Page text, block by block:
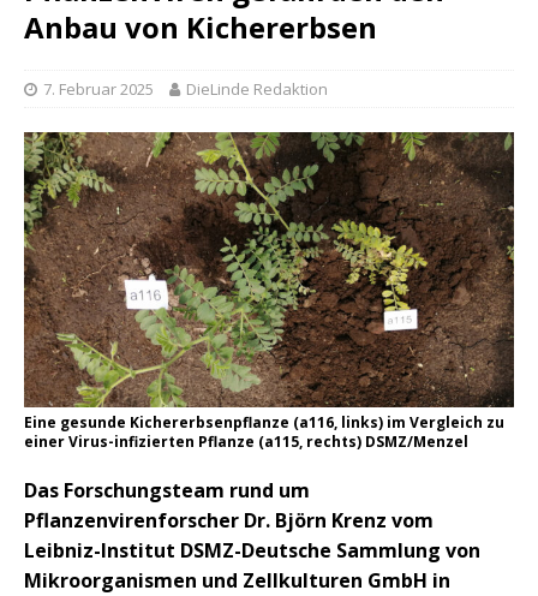
Anbau von Kichererbsen
7. Februar 2025 DieLinde Redaktion
Eine gesunde Kichererbsenpflanze (a116, links) im Vergleich zu
einer Virus-infizierten Pflanze (a115, rechts) DSMZ/Menzel
Das Forschungsteam rund um
Pflanzenvirenforscher Dr. Björn Krenz vom
Leibniz-Institut DSMZ-Deutsche Sammlung von
Mikroorganismen und Zellkulturen GmbH in